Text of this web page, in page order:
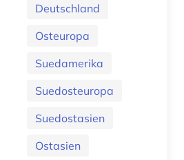
Deutschland
Osteuropa
Suedamerika
Suedosteuropa
Suedostasien
Ostasien